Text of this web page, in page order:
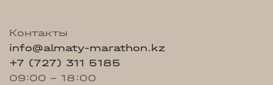
Контакты
info@almaty-marathon.kz
+7 (727) 311 5185
09:00 - 18:00